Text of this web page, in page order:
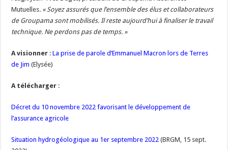
Mutuelles. « Soyez assurés que l’ensemble des élus et collaborateurs
de Groupama sont mobilisés. Il reste aujourd’hui à finaliser le travail
technique. Ne perdons pas de temps. »
A visionner :La prise de parole d’Emmanuel Macron lors de Terres
de Jim(Elysée)
A télécharger :
Décret du 10 novembre 2022 favorisant le développement de
l’assurance agricole
Situation hydrogéologique au 1er septembre 2022 (BRGM, 15 sept.